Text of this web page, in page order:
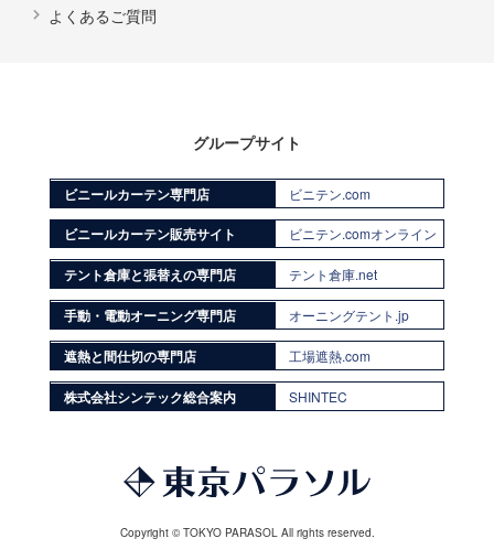
よくあるご質問
グループサイト
ビニールカーテン専門店 ビニテン.com
ビニールカーテン販売サイト ビニテン.comオンライン
テント倉庫と張替えの専門店 テント倉庫.net
手動・電動オーニング専門店 オーニングテント.jp
遮熱と間仕切の専門店 工場遮熱.com
株式会社シンテック総合案内 SHINTEC
Copyright © TOKYO PARASOL All rights reserved.